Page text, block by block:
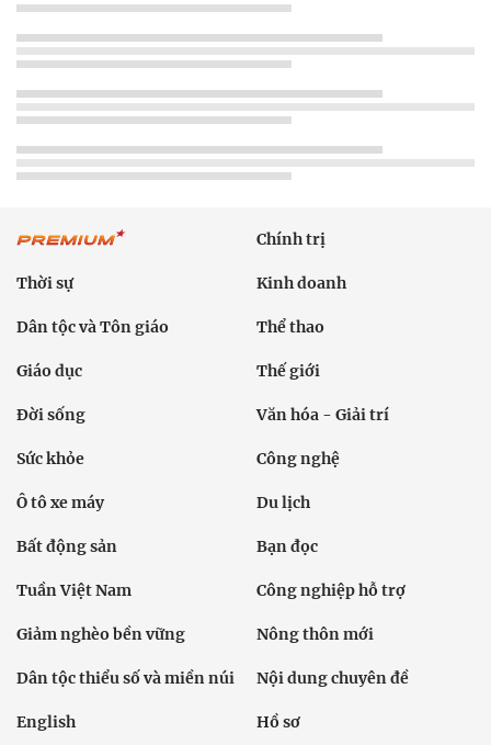
Chính trị
Thời sự Kinh doanh
Dân tộc và Tôn giáo Thể thao
Giáo dục Thế giới
Đời sống Văn hóa - Giải trí
Sức khỏe Công nghệ
Ô tô xe máy Du lịch
Bất động sản Bạn đọc
Tuần Việt Nam Công nghiệp hỗ trợ
Giảm nghèo bền vững Nông thôn mới
Dân tộc thiểu số và miền núi Nội dung chuyên đề
English Hồ sơ